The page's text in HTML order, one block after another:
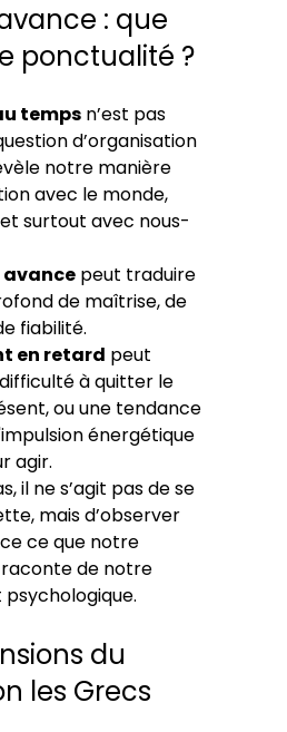
: que
ponctualité ?
temps n’est pas
d’organisation
notre manière
avec le monde,
surtout avec nous-
avance peut traduire
de maîtrise, de
fiabilité.
en retard peut
à quitter le
ou une tendance
énergétique
agir.
il ne s’agit pas de se
mais d’observer
ce que notre
de notre
du
les Grecs